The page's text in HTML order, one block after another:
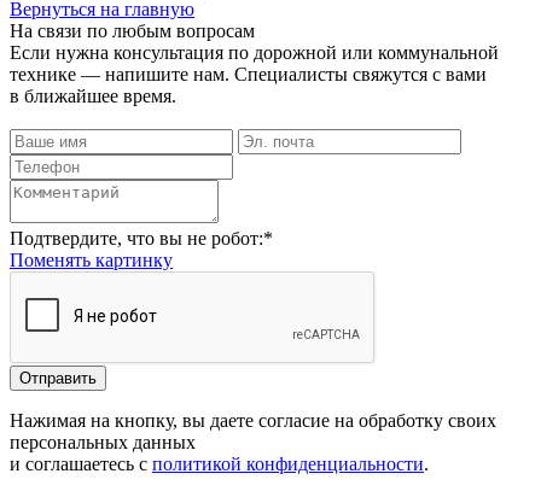
Вернуться на главную
На связи по любым вопросам
Если нужна консультация по дорожной или коммунальной
технике — напишите нам. Специалисты свяжутся с вами
в ближайшее время.
Подтвердите, что вы не робот:*
Поменять картинку
Отправить
Нажимая на кнопку, вы даете согласие на обработку своих
персональных данных
и соглашаетесь с политикой конфиденциальности.